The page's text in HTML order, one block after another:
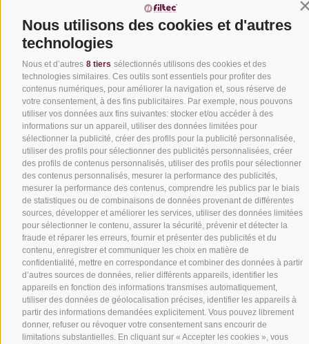
Nous utilisons des cookies et d'autres
technologies
Nous et d’autres 8 tiers sélectionnés utilisons des cookies et des
technologies similaires. Ces outils sont essentiels pour profiter des
contenus numériques, pour améliorer la navigation et, sous réserve de
votre consentement, à des fins publicitaires. Par exemple, nous pouvons
utiliser vos données aux fins suivantes: stocker et/ou accéder à des
informations sur un appareil, utiliser des données limitées pour
sélectionner la publicité, créer des profils pour la publicité personnalisée,
utiliser des profils pour sélectionner des publicités personnalisées, créer
des profils de contenus personnalisés, utiliser des profils pour sélectionner
des contenus personnalisés, mesurer la performance des publicités,
mesurer la performance des contenus, comprendre les publics par le biais
de statistiques ou de combinaisons de données provenant de différentes
sources, développer et améliorer les services, utiliser des données limitées
pour sélectionner le contenu, assurer la sécurité, prévenir et détecter la
fraude et réparer les erreurs, fournir et présenter des publicités et du
contenu, enregistrer et communiquer les choix en matière de
confidentialité, mettre en correspondance et combiner des données à partir
d’autres sources de données, relier différents appareils, identifier les
appareils en fonction des informations transmises automatiquement,
utiliser des données de géolocalisation précises, identifier les appareils à
partir des informations demandées explicitement. Vous pouvez librement
donner, refuser ou révoquer votre consentement sans encourir de
limitations substantielles. En cliquant sur « Accepter les cookies », vous
Via del Laghetto, 140 – 45021 Badia Polesine (RO)
0425 594457– info@filtecsrl.eu
Soumettez votre projet et demandez un devis
Découvrez nos solutions
En savoir plus sur nos services
Nos exemples de réussites
Nous sommes membres officiels de :